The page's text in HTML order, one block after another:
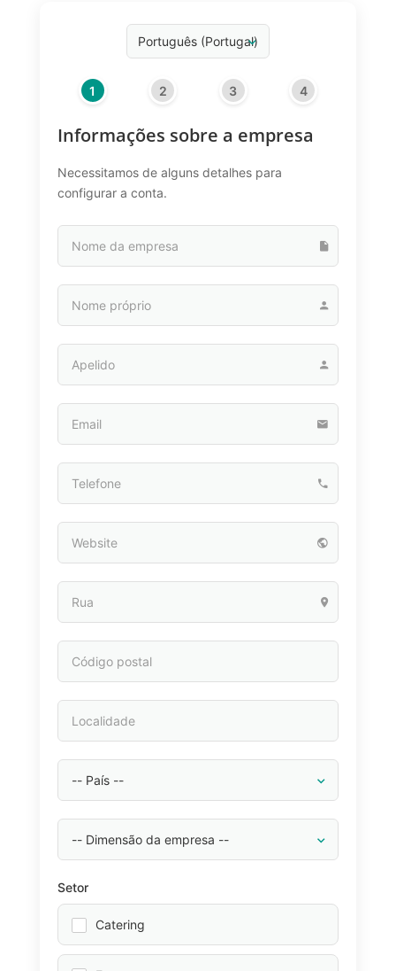
1 2 3 4
Informações sobre a empresa
Necessitamos de alguns detalhes para
configurar a conta.
Setor
Catering